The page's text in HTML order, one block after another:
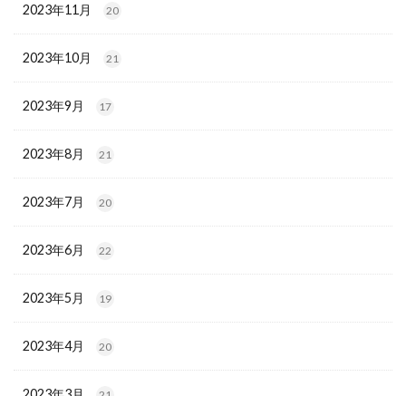
2023年11月 20
2023年10月 21
2023年9月 17
2023年8月 21
2023年7月 20
2023年6月 22
2023年5月 19
2023年4月 20